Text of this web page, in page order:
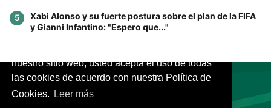
Este sitio utiliza cookies para mejorar la
nuestro sitio web, usted acepta el uso de todas
las cookies de acuerdo con nuestra Política de
Cookies.
Leer más
5
Xabi Alonso y su fuerte postura sobre el plan de la FIFA
y Gianni Infantino: "Espero que..."